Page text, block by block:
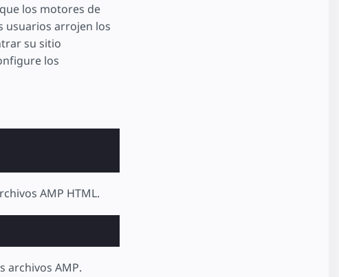
los motores de
usuarios arrojen los
su sitio
los
AMP HTML.
archivos AMP.